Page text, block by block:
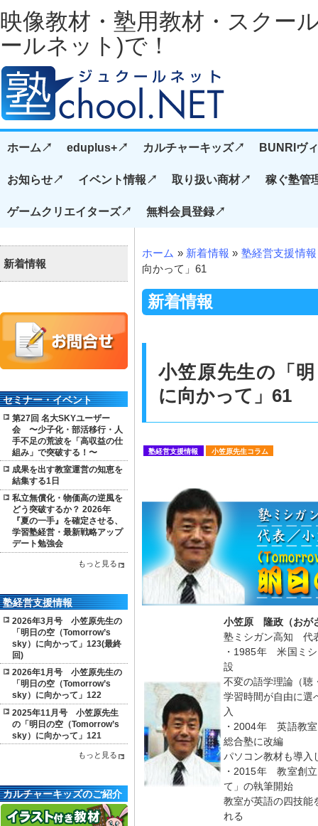
映像教材・塾用教材・スクー
ールネット)で！
ホーム↗️ eduplus+↗️ カルチャーキッズ↗️ BUNRIヴ
お知らせ↗️ イベント情報↗️ 取り扱い商材↗️ 稼ぐ塾管
ゲームクリエイターズ↗️ 無料会員登録↗️
ホーム » 新着情報 » 塾経営支援情報
向かって」61
新着情報
小笠原先生の「
に向かって」61
塾経営支援情報 小笠原先生コラム
小笠原 隆政（おが
塾ミシガン高知 代
・1985年 米国ミ
設
不変の語学理論（聴
学習時間が自由に選
入
・2004年 英語教
総合塾に改編
パソコン教材も導入
・2015年 教室創
て」の執筆開始
教室が英語の四技能
れる
新着情報
セミナー・イベント
第27回 名大SKYユーザー
会 〜少子化・部活移行・人
手不足の荒波を「高収益の仕
組み」で突破する！〜
成果を出す教室運営の知恵を
結集する1日
私立無償化・物価高の逆風を
どう突破するか？ 2026年
『夏の一手』を確定させる、
学習塾経営・最新戦略アップ
デート勉強会
もっと見る
塾経営支援情報
2026年3月号 小笠原先生の
「明日の空（Tomorrow’s
sky）に向かって」123(最終
回)
2026年1月号 小笠原先生の
「明日の空（Tomorrow’s
sky）に向かって」122
2025年11月号 小笠原先生
の「明日の空（Tomorrow’s
sky）に向かって」121
もっと見る
カルチャーキッズのご紹介